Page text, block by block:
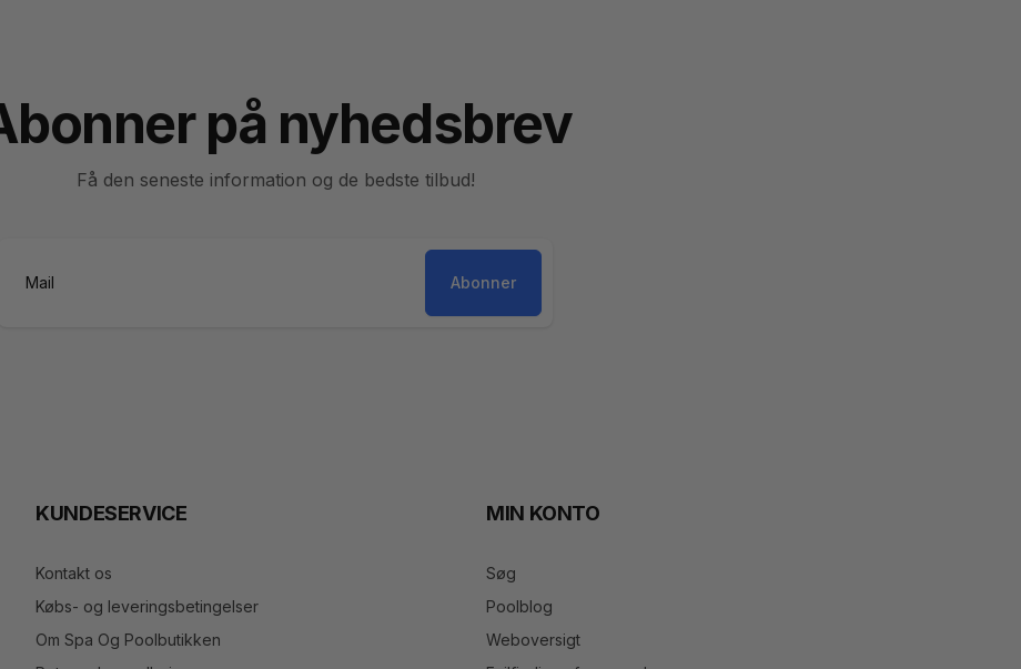
på nyhedsbrev
Få den seneste information og de bedste tilbud!
Abonner
KUNDESERVICE
Kontakt os
Købs- og leveringsbetingelser
Om Spa Og Poolbutikken
MIN KONTO
Søg
Poolblog
Weboversigt